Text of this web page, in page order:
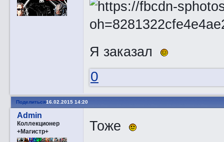
Я заказал
0
Поделиться16.02.2015 14:20
Admin
Коллекционер
+Магистр+
Тоже